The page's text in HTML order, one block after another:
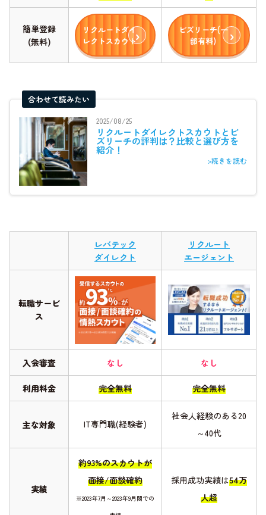
簡単登録
(無料)
リクルートダイ
レクトスカウト
ビズリーチ(一
部有料)
合わせて読みたい
2025/08/25
リクルートダイレクトスカウトとビ
ズリーチの評判は？比較と選び方を
紹介！
>続きを読む
レバテック
ダイレクト
リクルート
エージェント
転職サービ
ス
入会審査 なし なし
利用料金 完全無料 完全無料
主な対象 IT専門職(経験者)
社会人経験のある20
～40代
実績
約93%のスカウトが
面接/面談確約
※2023年7月～2023年9月間での
採用成功実績は54万
人超